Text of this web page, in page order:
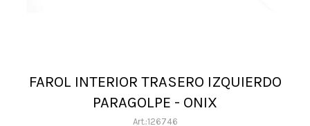
FAROL INTERIOR TRASERO IZQUIERDO
PARAGOLPE - ONIX
126746